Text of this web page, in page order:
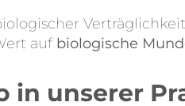
auf biologische
in unserer